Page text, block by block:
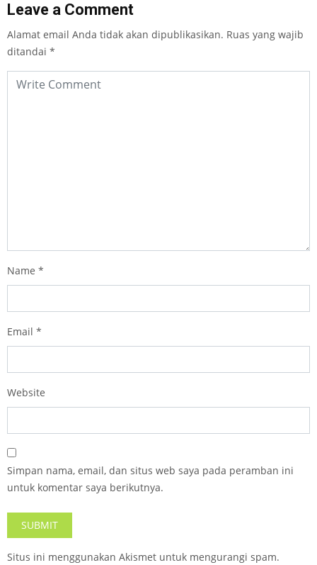
Leave a Comment
Alamat email Anda tidak akan dipublikasikan. Ruas yang wajib
ditandai *
Name *
Email *
Website
Simpan nama, email, dan situs web saya pada peramban ini
untuk komentar saya berikutnya.
Situs ini menggunakan Akismet untuk mengurangi spam.